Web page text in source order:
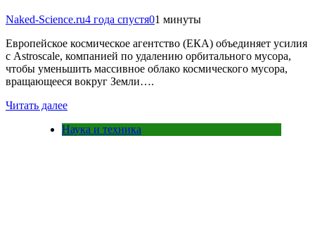
Naked-Science.ru4 года спустя01 минуты
Европейское космическое агентство (ЕКА) объединяет усилия
с Astroscale, компанией по удалению орбитального мусора,
чтобы уменьшить массивное облако космического мусора,
вращающееся вокруг Земли….
Читать далее
Наука и техника